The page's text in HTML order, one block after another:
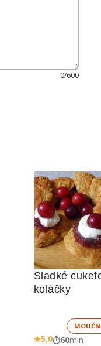
0/600
Sladké
koláčky
5,0 60min